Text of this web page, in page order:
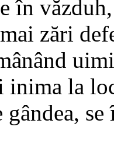
în
zări
la